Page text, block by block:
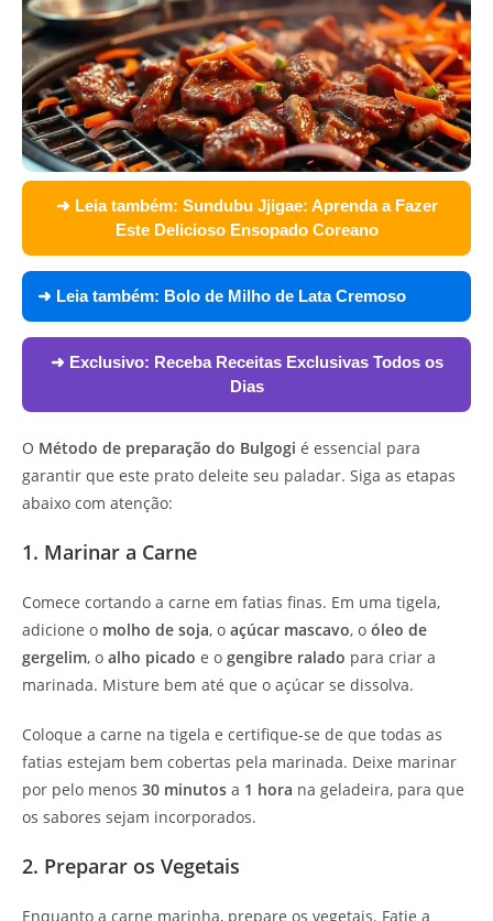
➜ Leia também: Sundubu Jjigae: Aprenda a Fazer
Este Delicioso Ensopado Coreano
➜ Leia também: Bolo de Milho de Lata Cremoso
➜ Exclusivo: Receba Receitas Exclusivas Todos os
Dias
O Método de preparação do Bulgogi é essencial para
garantir que este prato deleite seu paladar. Siga as etapas
abaixo com atenção:
1. Marinar a Carne
Comece cortando a carne em fatias finas. Em uma tigela,
adicione o molho de soja, o açúcar mascavo, o óleo de
gergelim, o alho picado e o gengibre ralado para criar a
marinada. Misture bem até que o açúcar se dissolva.
Coloque a carne na tigela e certifique-se de que todas as
fatias estejam bem cobertas pela marinada. Deixe marinar
por pelo menos 30 minutos a 1 hora na geladeira, para que
os sabores sejam incorporados.
2. Preparar os Vegetais
Enquanto a carne marinha, prepare os vegetais. Fatie a